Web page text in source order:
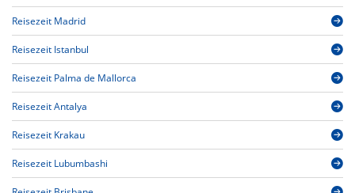
Reisezeit Madrid
Reisezeit Istanbul
Reisezeit Palma de Mallorca
Reisezeit Antalya
Reisezeit Krakau
Reisezeit Lubumbashi